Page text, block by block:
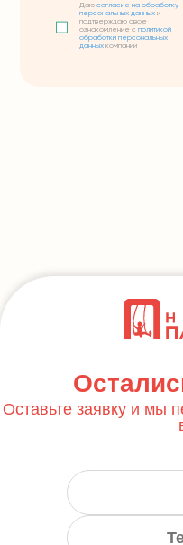
Даюсогласие на обработку
персональных данных и
подтверждаю свое
ознакомление сполитикой
обработки персональных
данных компании
Оставьте заявку и мы